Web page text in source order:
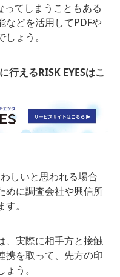
ってしまうこともある
などを活用してPDFや
ょう。
行えるRISK EYESはこ
しいと思われる場合
めに調査会社や興信所
。
、実際に相手方と接触
携を取って、先方の印
う。